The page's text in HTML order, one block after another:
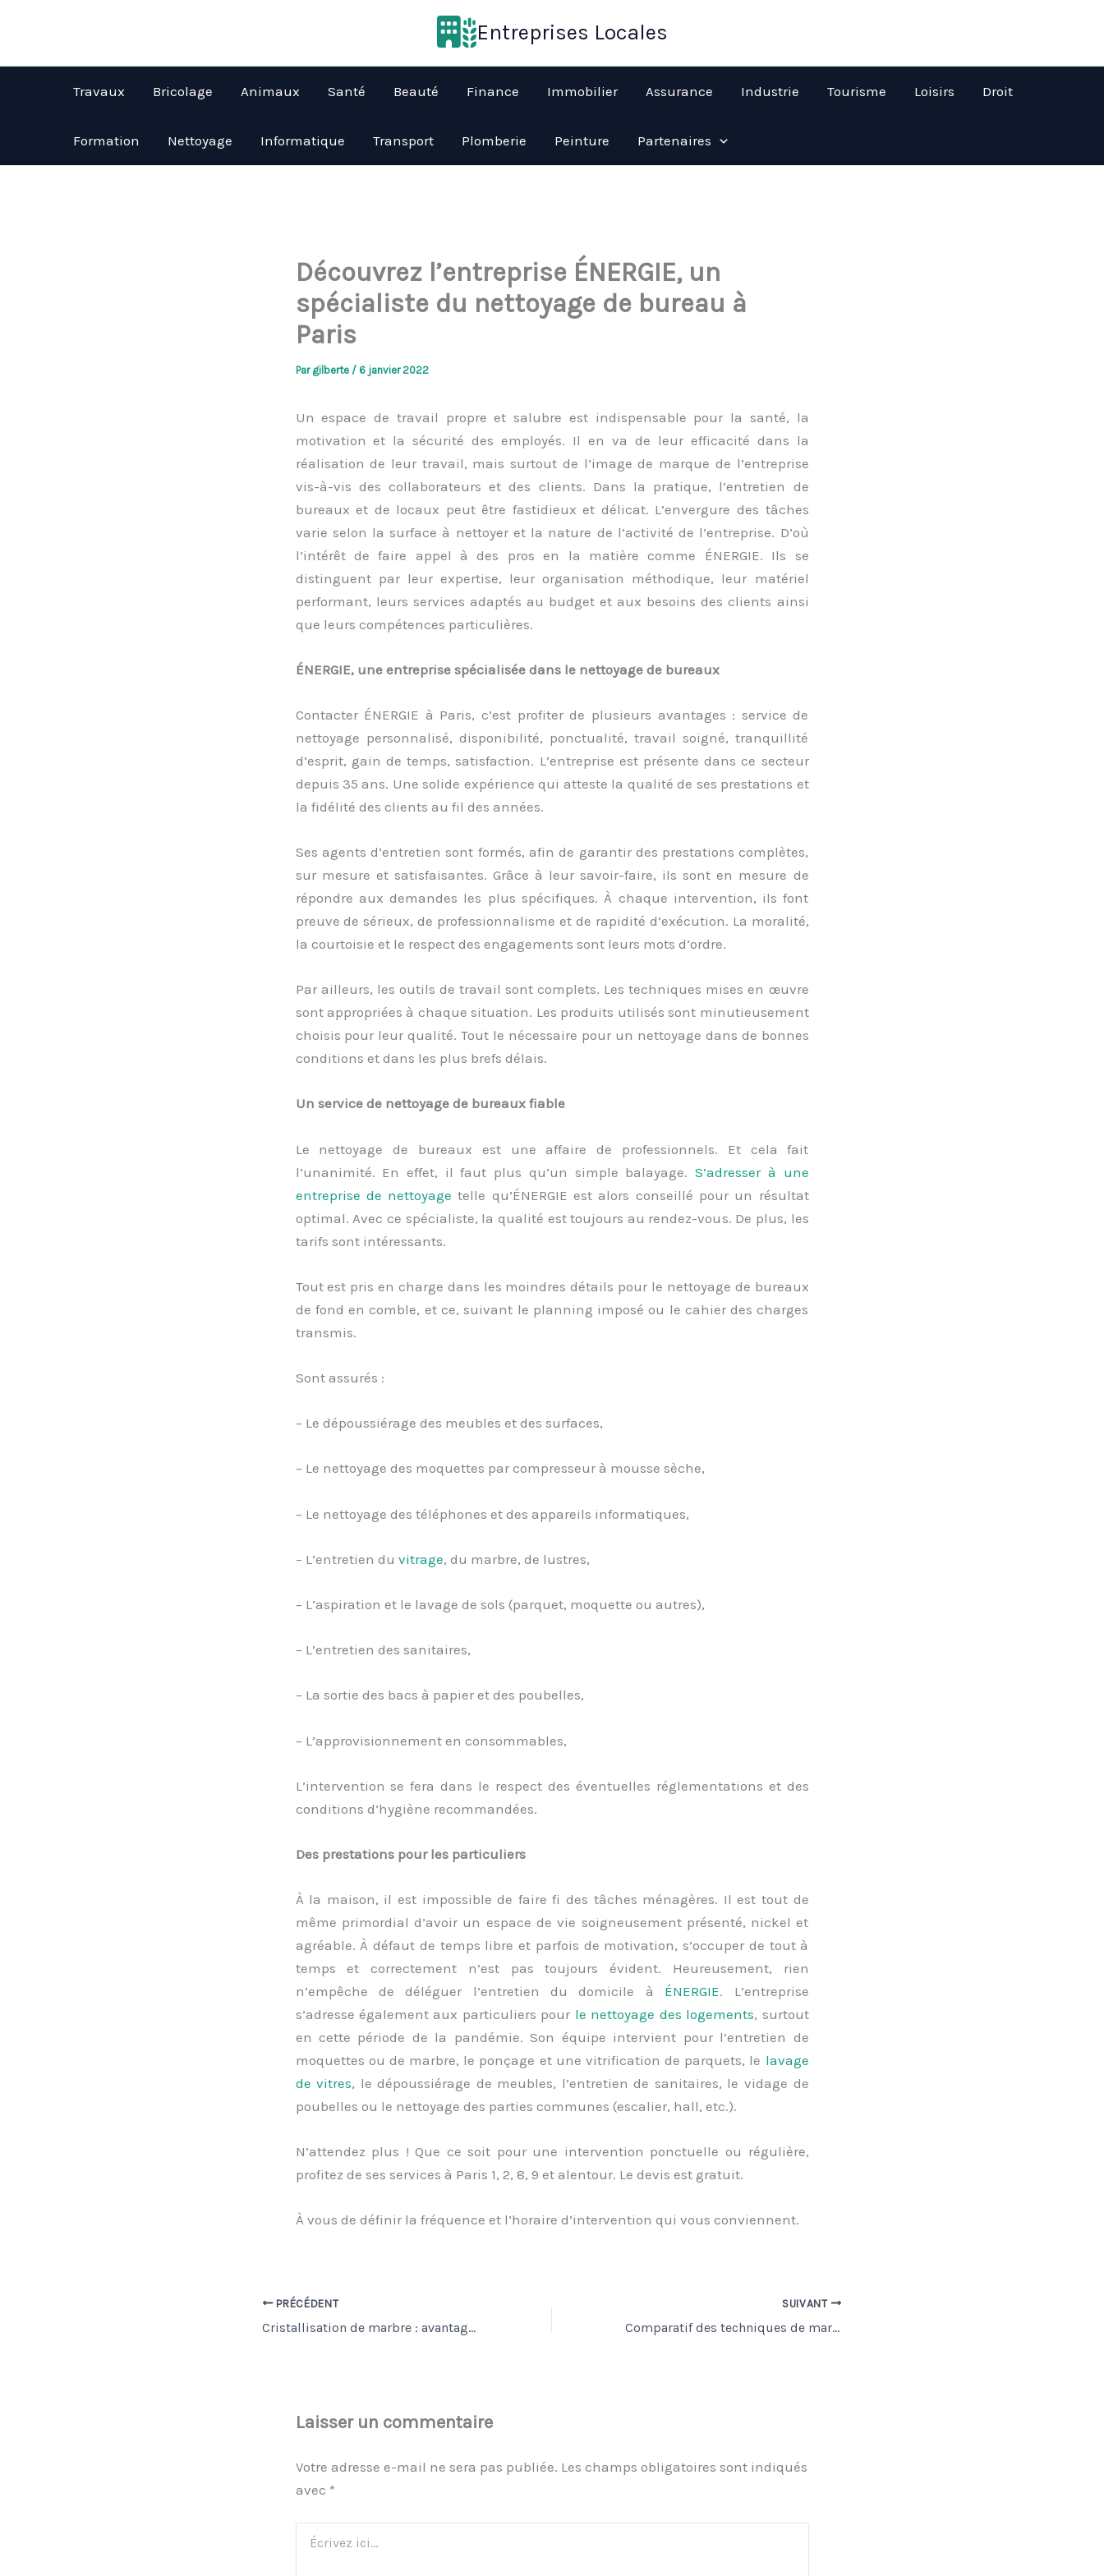
Entreprises Locales
Travaux Bricolage Animaux Santé Beauté Finance Immobilier Assurance Industrie Tourisme Loisirs Droit
Formation Nettoyage Informatique Transport Plomberie Peinture Partenaires
Découvrez l’entreprise ÉNERGIE, un
spécialiste du nettoyage de bureau à
Paris
Par gilberte / 6 janvier 2022
Un espace de travail propre et salubre est indispensable pour la santé, la
motivation et la sécurité des employés. Il en va de leur efficacité dans la
réalisation de leur travail, mais surtout de l’image de marque de l’entreprise
vis-à-vis des collaborateurs et des clients. Dans la pratique, l’entretien de
bureaux et de locaux peut être fastidieux et délicat. L’envergure des tâches
varie selon la surface à nettoyer et la nature de l’activité de l’entreprise. D’où
l’intérêt de faire appel à des pros en la matière comme ÉNERGIE. Ils se
distinguent par leur expertise, leur organisation méthodique, leur matériel
performant, leurs services adaptés au budget et aux besoins des clients ainsi
que leurs compétences particulières.
ÉNERGIE, une entreprise spécialisée dans le nettoyage de bureaux
Contacter ÉNERGIE à Paris, c’est profiter de plusieurs avantages : service de
nettoyage personnalisé, disponibilité, ponctualité, travail soigné, tranquillité
d’esprit, gain de temps, satisfaction. L’entreprise est présente dans ce secteur
depuis 35 ans. Une solide expérience qui atteste la qualité de ses prestations et
la fidélité des clients au fil des années.
Ses agents d’entretien sont formés, afin de garantir des prestations complètes,
sur mesure et satisfaisantes. Grâce à leur savoir-faire, ils sont en mesure de
répondre aux demandes les plus spécifiques. À chaque intervention, ils font
preuve de sérieux, de professionnalisme et de rapidité d’exécution. La moralité,
la courtoisie et le respect des engagements sont leurs mots d’ordre.
Par ailleurs, les outils de travail sont complets. Les techniques mises en œuvre
sont appropriées à chaque situation. Les produits utilisés sont minutieusement
choisis pour leur qualité. Tout le nécessaire pour un nettoyage dans de bonnes
conditions et dans les plus brefs délais.
Un service de nettoyage de bureaux fiable
Le nettoyage de bureaux est une affaire de professionnels. Et cela fait
l’unanimité. En effet, il faut plus qu’un simple balayage.S’adresser à une
entreprise de nettoyage telle qu’ÉNERGIE est alors conseillé pour un résultat
optimal. Avec ce spécialiste, la qualité est toujours au rendez-vous. De plus, les
tarifs sont intéressants.
Tout est pris en charge dans les moindres détails pour le nettoyage de bureaux
de fond en comble, et ce, suivant le planning imposé ou le cahier des charges
transmis.
Sont assurés :
– Le dépoussiérage des meubles et des surfaces,
– Le nettoyage des moquettes par compresseur à mousse sèche,
– Le nettoyage des téléphones et des appareils informatiques,
– L’entretien du vitrage, du marbre, de lustres,
– L’aspiration et le lavage de sols (parquet, moquette ou autres),
– L’entretien des sanitaires,
– La sortie des bacs à papier et des poubelles,
– L’approvisionnement en consommables,
L’intervention se fera dans le respect des éventuelles réglementations et des
conditions d’hygiène recommandées.
Des prestations pour les particuliers
À la maison, il est impossible de faire fi des tâches ménagères. Il est tout de
même primordial d’avoir un espace de vie soigneusement présenté, nickel et
agréable. À défaut de temps libre et parfois de motivation, s’occuper de tout à
temps et correctement n’est pas toujours évident. Heureusement, rien
n’empêche de déléguer l’entretien du domicile à ÉNERGIE. L’entreprise
s’adresse également aux particuliers pour le nettoyage des logements, surtout
en cette période de la pandémie. Son équipe intervient pour l’entretien de
moquettes ou de marbre, le ponçage et une vitrification de parquets, le lavage
de vitres, le dépoussiérage de meubles, l’entretien de sanitaires, le vidage de
poubelles ou le nettoyage des parties communes (escalier, hall, etc.).
N’attendez plus ! Que ce soit pour une intervention ponctuelle ou régulière,
profitez de ses services à Paris 1, 2, 8, 9 et alentour. Le devis est gratuit.
À vous de définir la fréquence et l’horaire d’intervention qui vous conviennent.
PRÉCÉDENT
Cristallisation de marbre : avantages et limites
SUIVANT
Comparatif des techniques de marquage les plus connues
Laisser un commentaire
Votre adresse e-mail ne sera pas publiée. Les champs obligatoires sont indiqués
avec *
ici…